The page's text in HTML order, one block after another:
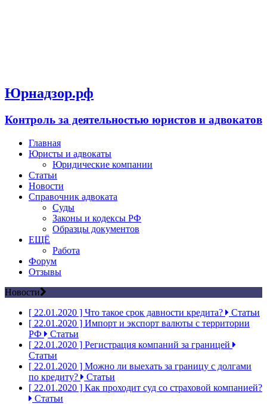
Юрнадзор.рф
Контроль за деятельностью юристов и адвокатов
Главная
Юристы и адвокаты
Юридические компании
Статьи
Новости
Справочник адвоката
Суды
Законы и кодексы РФ
Образцы документов
ЕЩЁ
Работа
Форум
Отзывы
Новости
[ 22.01.2020 ] Что такое срок давности кредита?
Статьи
[ 22.01.2020 ] Импорт и экспорт валюты с территории
РФ
Статьи
[ 22.01.2020 ] Регистрация компаний за границей
Статьи
[ 22.01.2020 ] Можно ли выехать за границу с долгами
по кредиту?
Статьи
[ 22.01.2020 ] Как проходит суд со страховой компанией?
Статьи